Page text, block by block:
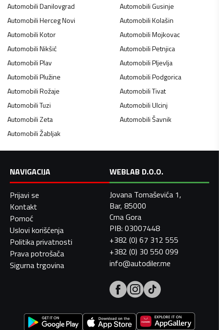
AutomobiliDanilovgrad AutomobiliGusinje
AutomobiliHerceg Novi AutomobiliKolašin
AutomobiliKotor AutomobiliMojkovac
AutomobiliNikšić AutomobiliPetnjica
AutomobiliPlav AutomobiliPljevlja
AutomobiliPlužine AutomobiliPodgorica
AutomobiliRožaje AutomobiliTivat
AutomobiliTuzi AutomobiliUlcinj
AutomobiliZeta AutomobiliŠavnik
AutomobiliŽabljak
NAVIGACIJA
Prijavi se
Kontakt
Pomoć
Uslovi korišćenja
Politika privatnosti
Prava potrošača
Sigurna trgovina
WEBLAB D.O.O.
Jovana Tomaševića 1,
Bar, 85000
Crna Gora
PIB: 03007448
+382 (0) 67 312 555
+382 (0) 30 550 099
info@autodiler.me